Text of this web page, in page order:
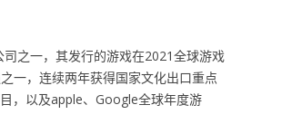
之一，其发行的游戏在2021全球游戏
一，连续两年获得国家文化出口重点
，以及apple、Google全球年度游